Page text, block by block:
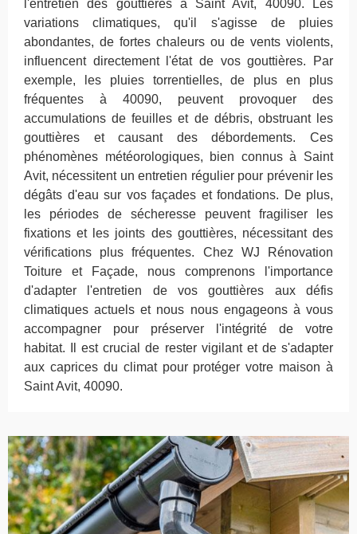
l'entretien des gouttières à Saint Avit, 40090. Les
variations climatiques, qu'il s'agisse de pluies
abondantes, de fortes chaleurs ou de vents violents,
influencent directement l'état de vos gouttières. Par
exemple, les pluies torrentielles, de plus en plus
fréquentes à 40090, peuvent provoquer des
accumulations de feuilles et de débris, obstruant les
gouttières et causant des débordements. Ces
phénomènes météorologiques, bien connus à Saint
Avit, nécessitent un entretien régulier pour prévenir les
dégâts d'eau sur vos façades et fondations. De plus,
les périodes de sécheresse peuvent fragiliser les
fixations et les joints des gouttières, nécessitant des
vérifications plus fréquentes. Chez WJ Rénovation
Toiture et Façade, nous comprenons l'importance
d'adapter l'entretien de vos gouttières aux défis
climatiques actuels et nous nous engageons à vous
accompagner pour préserver l'intégrité de votre
habitat. Il est crucial de rester vigilant et de s'adapter
aux caprices du climat pour protéger votre maison à
Saint Avit, 40090.